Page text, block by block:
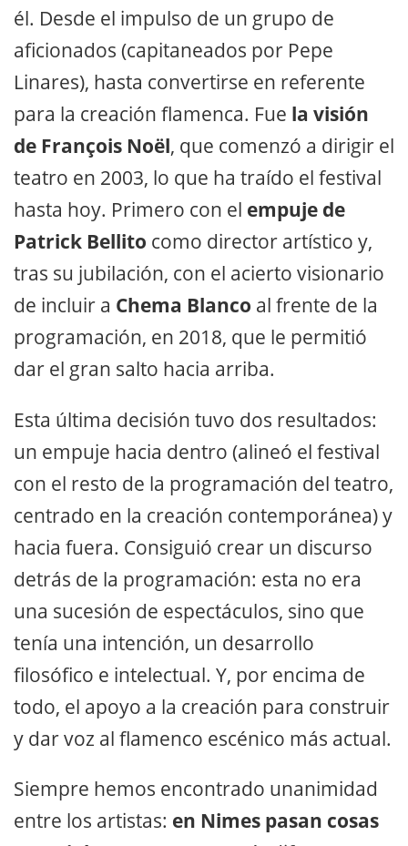
él. Desde el impulso de un grupo de
aficionados (capitaneados por Pepe
Linares), hasta convertirse en referente
para la creación flamenca. Fue la visión
de François Noël, que comenzó a dirigir el
teatro en 2003, lo que ha traído el festival
hasta hoy. Primero con el empuje de
Patrick Bellito como director artístico y,
tras su jubilación, con el acierto visionario
de incluir a Chema Blanco al frente de la
programación, en 2018, que le permitió
dar el gran salto hacia arriba.
Esta última decisión tuvo dos resultados:
un empuje hacia dentro (alineó el festival
con el resto de la programación del teatro,
centrado en la creación contemporánea) y
hacia fuera. Consiguió crear un discurso
detrás de la programación: esta no era
una sucesión de espectáculos, sino que
tenía una intención, un desarrollo
filosófico e intelectual. Y, por encima de
todo, el apoyo a la creación para construir
y dar voz al flamenco escénico más actual.
Siempre hemos encontrado unanimidad
entre los artistas: en Nimes pasan cosas